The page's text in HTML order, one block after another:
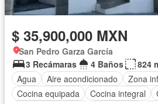
$ 35,900,000 MXN
San Pedro Garza García
3 Recámaras
4 Baños
824
Agua
Aire acondicionado Zona
Cocina equipada
Cocina integral